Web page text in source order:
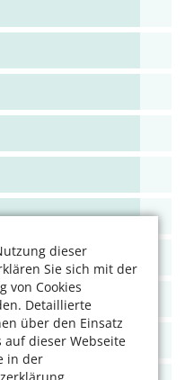
dieser
Sie sich mit der
von Cookies
Detaillierte
über den Einsatz
auf dieser Webseite
in der